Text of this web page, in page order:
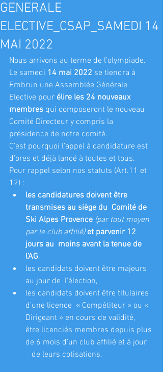
GENERALE
ELECTIVE_CSAP_SAMEDI 14
MAI 2022
Nous arrivons au terme de l’olympiade.
Le samedi 14 mai 2022 se tiendra à
Embrun une Assemblée Générale
Elective pour élire les 24 nouveaux
membres qui composeront le nouveau
Comité Directeur y compris la
présidence de notre comité.
C’est pourquoi l’appel à candidature est
d’ores et déjà lancé à toutes et tous.
Pour rappel selon nos statuts (Art.11 et
12) :
les candidatures doivent être
transmises au siège du  Comité de
Ski Alpes Provence (par tout moyen
par le club affilié) et parvenir 12
jours au  moins avant la tenue de
l’AG,
les candidats doivent être majeurs
au jour de  l’élection,
les candidats doivent être titulaires
d’une licence  « Compétiteur » ou «
Dirigeant » en cours de validité,
être licenciés membres depuis plus
de 6 mois d’un club affilié et à jour
   de leurs cotisations.